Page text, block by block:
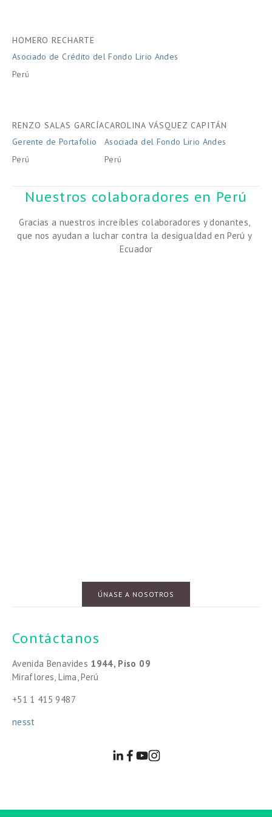
HOMERO RECHARTE
Asociado de Crédito del Fondo Lirio Andes
Perú
RENZO SALAS GARCÍA
Gerente de Portafolio
Perú
CAROLINA VÁSQUEZ CAPITÁN
Asociada del Fondo Lirio Andes
Perú
Nuestros colaboradores en Perú
Gracias a nuestros increíbles colaboradores y donantes,
que nos ayudan a luchar contra la desigualdad en Perú y
Ecuador
ÚNASE A NOSOTROS
Contáctanos
Avenida Benavides 1944, Piso 09
Miraflores, Lima, Perú
+51 1 415 9487
nesst